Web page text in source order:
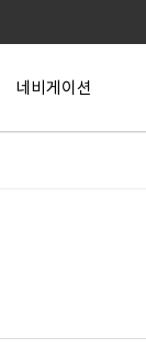
네비게이션